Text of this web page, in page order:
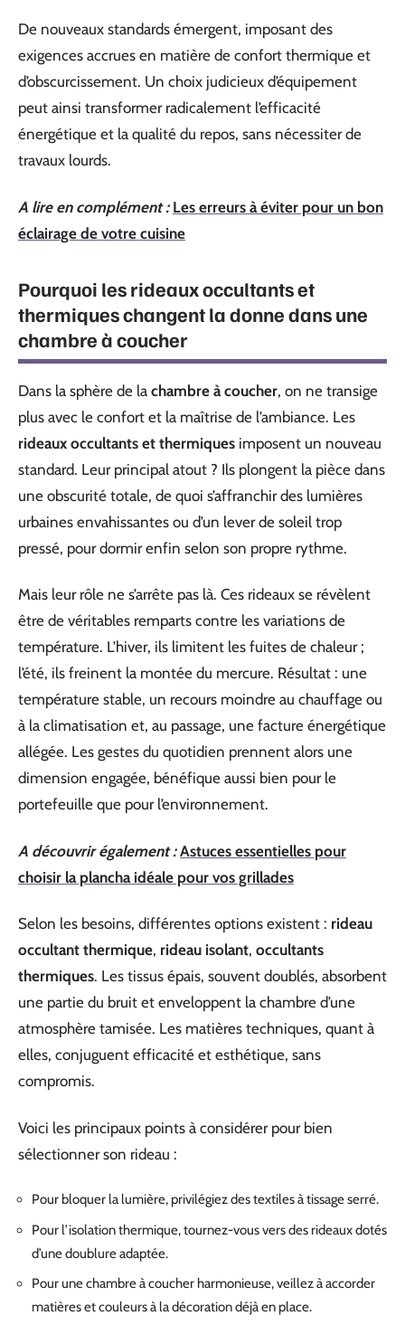
De nouveaux standards émergent, imposant des
exigences accrues en matière de confort thermique et
d’obscurcissement. Un choix judicieux d’équipement
peut ainsi transformer radicalement l’efficacité
énergétique et la qualité du repos, sans nécessiter de
travaux lourds.
A lire en complément : Les erreurs à éviter pour un bon
éclairage de votre cuisine
Pourquoi les rideaux occultants et
thermiques changent la donne dans une
chambre à coucher
Dans la sphère de la chambre à coucher, on ne transige
plus avec le confort et la maîtrise de l’ambiance. Les
rideaux occultants et thermiques imposent un nouveau
standard. Leur principal atout ? Ils plongent la pièce dans
une obscurité totale, de quoi s’affranchir des lumières
urbaines envahissantes ou d’un lever de soleil trop
pressé, pour dormir enfin selon son propre rythme.
Mais leur rôle ne s’arrête pas là. Ces rideaux se révèlent
être de véritables remparts contre les variations de
température. L’hiver, ils limitent les fuites de chaleur ;
l’été, ils freinent la montée du mercure. Résultat : une
température stable, un recours moindre au chauffage ou
à la climatisation et, au passage, une facture énergétique
allégée. Les gestes du quotidien prennent alors une
dimension engagée, bénéfique aussi bien pour le
portefeuille que pour l’environnement.
A découvrir également : Astuces essentielles pour
choisir la plancha idéale pour vos grillades
Selon les besoins, différentes options existent : rideau
occultant thermique, rideau isolant, occultants
thermiques. Les tissus épais, souvent doublés, absorbent
une partie du bruit et enveloppent la chambre d’une
atmosphère tamisée. Les matières techniques, quant à
elles, conjuguent efficacité et esthétique, sans
compromis.
Voici les principaux points à considérer pour bien
sélectionner son rideau :
Pour bloquer la lumière, privilégiez des textiles à tissage serré.
Pour l’isolation thermique, tournez-vous vers des rideaux dotés
d’une doublure adaptée.
Pour une chambre à coucher harmonieuse, veillez à accorder
matières et couleurs à la décoration déjà en place.